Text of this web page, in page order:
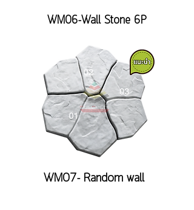
WM06-Wall Stone 6P
WM07- Random wall